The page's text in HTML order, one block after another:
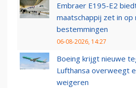
Embraer E195-E2
maatschappij zet in op
bestemmingen
06-08-2026, 14:27
Boeing krijgt nieuwe
Lufthansa overweegt
weigeren